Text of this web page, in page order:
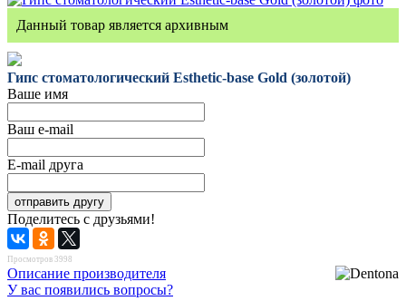
Данный товар является архивным
Гипс стоматологический Esthetic-base Gold (золотой)
Ваше имя
Ваш e-mail
E-mail друга
Поделитесь с друзьями!
Просмотров 3998
Описание производителя
У вас появились вопросы?